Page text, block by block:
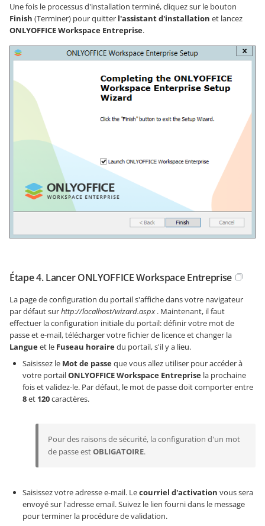
Une fois le processus d'installation terminé, cliquez sur le bouton
Finish (Terminer) pour quitter l'assistant d'installation et lancez
ONLYOFFICE Workspace Entreprise.
Étape 4. Lancer ONLYOFFICE Workspace Entreprise
La page de configuration du portail s'affiche dans votre navigateur
par défaut surhttp://localhost/wizard.aspx. Maintenant, il faut
effectuer la configuration initiale du portail: définir votre mot de
passe et e-mail, télécharger votre fichier de licence et changer la
Langueet le Fuseau horairedu portail, s'il y a lieu.
Saisissez le Mot de passeque vous allez utiliser pour accéder à
votre portailONLYOFFICE Workspace Entreprise la prochaine
fois et validez-le. Par défaut, le mot de passe doit comporter entre
8et 120caractères.
Pour des raisons de sécurité, la configuration d'un mot
de passe estOBLIGATOIRE.
Saisissez votre adresse e-mail. Lecourriel d'activation vous sera
envoyé sur l'adresse email. Suivez le lien fourni dans le message
pour terminer la procédure de validation.